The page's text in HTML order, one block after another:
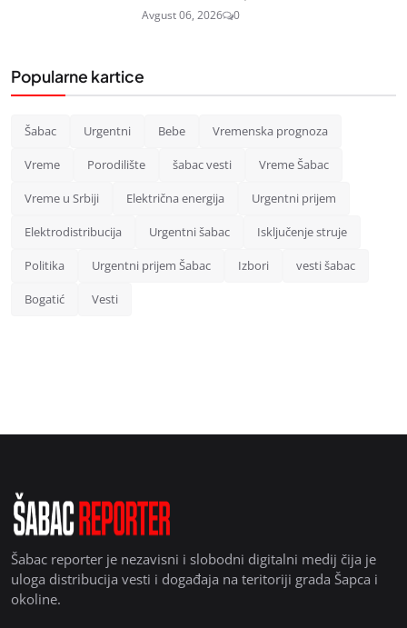
Avgust 06, 2026 0
Popularne kartice
Šabac Urgentni Bebe Vremenska prognoza
Vreme Porodilište šabac vesti Vreme Šabac
Vreme u Srbiji Električna energija Urgentni prijem
Elektrodistribucija Urgentni šabac Isključenje struje
Politika Urgentni prijem Šabac Izbori vesti šabac
Bogatić Vesti
Šabac reporter je nezavisni i slobodni digitalni medij čija je
uloga distribucija vesti i događaja na teritoriji grada Šapca i
okoline.